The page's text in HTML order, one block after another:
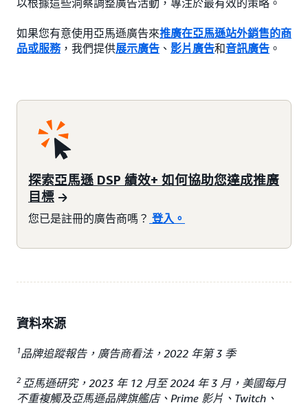
以根據這些洞察調整廣告活動，專注於最有效的策略。
如果您有意使用亞馬遜廣告來推廣在亞馬遜站外銷售的商
品或服務，我們提供展示廣告 、 影片廣告和音訊廣告 。
探索亞馬遜 DSP 績效+ 如何協助您達成推廣
目標
您已是註冊的廣告商嗎？ 登入。
資料來源
1品牌追蹤報告，廣告商看法，2022 年第 3 季
2 亞馬遜研究，2023 年 12 月至 2024 年 3 月，美國每月
不重複觸及亞馬遜品牌旗艦店、Prime 影片、Twitch、